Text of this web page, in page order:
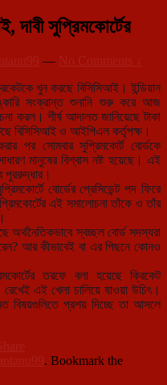
দাবী সুপ্রিমকোর্টের
— No Comments ↓
খুন করছে বিসিসিআই। ইন্ডিয়ান
সংক্রান্ত শুনানি শুরু করে আজ
করল। শীর্ষ আদালত জানিয়েছে টাকা
বিসিসিআই ও আইপিএল কর্তৃপক্ষ।
পর সোমবার সুপ্রিমকোর্ট বোর্ডকে
মানুষের বিশ্বাস নষ্ট হয়েছে। এই
পুররুদ্ধার।
বোর্ডের প্রেসিডেন্ট পদ ফিরে
এই সমালোচনা তাঁকে ও তাঁর
অর্থনৈতিকভাবে স্বচ্ছল বোর্ড সদস্যরা
আর কীভাবেই বা এর পিছনে কোনও
তরফে বলা হয়েছে ক্রিকেট
এই খেলা চালিয়ে যাওয়া উচিৎ।
বিষয়গুলিতে প্রশয় দিচ্ছে তা আসলে
. Bookmark the